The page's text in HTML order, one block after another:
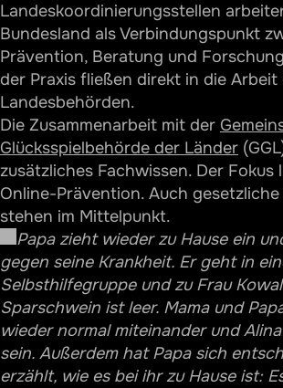
Partnerschaften und offizielle
Kooperation mit Regierungen und
Regulierungsbehörden
Mitgliedschaften in Fachverbänden
Wissenschaftliche Zusammenarbeit
Zielgruppen
Spieler mit ersten Anzeichen
Personen mit bereits entwickelter Sucht
Angehörige und Freunde von
Fachkräfte aus Pädagogik, Medizin,
Medien
Glücksspielanbieter und
Kontakt und weitere Informationen
Landeskoordinierungsstellen
Bundesland als Verbindungspunkt
Prävention, Beratung und
der Praxis fließen direkt in die Arbeit
Landesbehörden.
Die Zusammenarbeit mit der
Glücksspielbehörde der Länder
zusätzliches Fachwissen. Der Fokus
Online-Prävention. Auch
stehen im Mittelpunkt.
Papa zieht wieder zu Hause ein
gegen seine Krankheit. Er geht in
Selbsthilfegruppe und zu Frau
Sparschwein ist leer. Mama und
wieder normal miteinander und
sein. Außerdem hat Papa sich
erzählt, wie es bei ihr zu Hause ist: